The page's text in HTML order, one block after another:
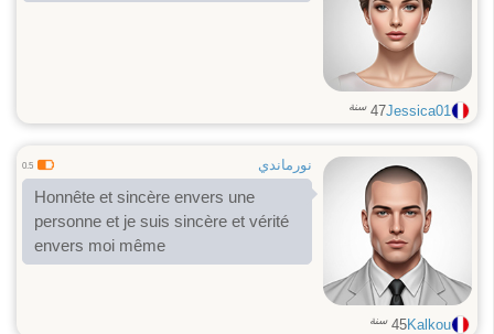
Jessica01
47 سنة
نورماندي 0.5
Honnête et sincère envers une
personne et je suis sincère et vérité
envers moi même
Kalkou
45 سنة